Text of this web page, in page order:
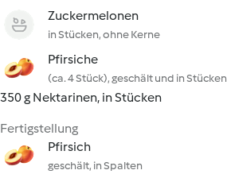
Zuckermelonen
in Stücken, ohne Kerne
Pfirsiche
(ca. 4 Stück), geschält und in Stücken
350 g Nektarinen, in Stücken
Fertigstellung
Pfirsich
geschält, in Spalten